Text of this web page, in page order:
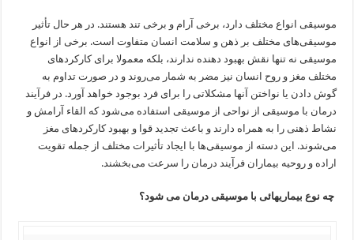
موسیقی انواع مختلف دارد، برخی آرام و برخی تند هستند. در هر حال تأثیر
موسیقی‌های مختلف بر ذهن و سلامت انسان متفاوت است. برخی از انواع
موسیقی نه تنها نقش بهبود دهنده ندارند، بلکه معمولا برای کارکردهای
مختلف مغز و روح انسان نیز مضر به شمار می‌روند و در صورت تداوم به
گوش دادن یا نواختن آنها مشکلاتی را برای فرد بوجود خواهد آورد. در فرآیند
درمان با موسیقی از نواحی از موسیقی استفاده می‌شود که القاء آرامش و
نشاط ذهنی را به همراه دارند و باعث تجدید قوا و بهبود کارکردهای مغز
می‌شوند. این دسته از موسیقی‌ها با ایجاد تأثیرات مختلف از جمله تقویت
اراده و روحیه بیماران فرآیند درمان را سرعت می‌بخشند.
چه نوع بیماریهائی با موسیقی درمان می شود؟